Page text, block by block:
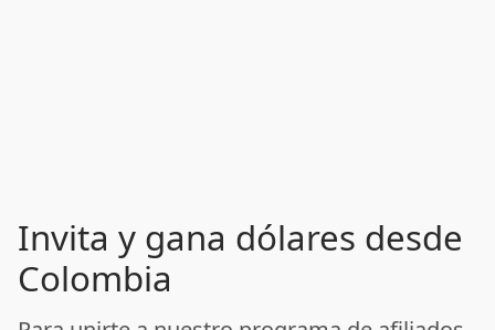
Invita y gana dólares desde
Colombia